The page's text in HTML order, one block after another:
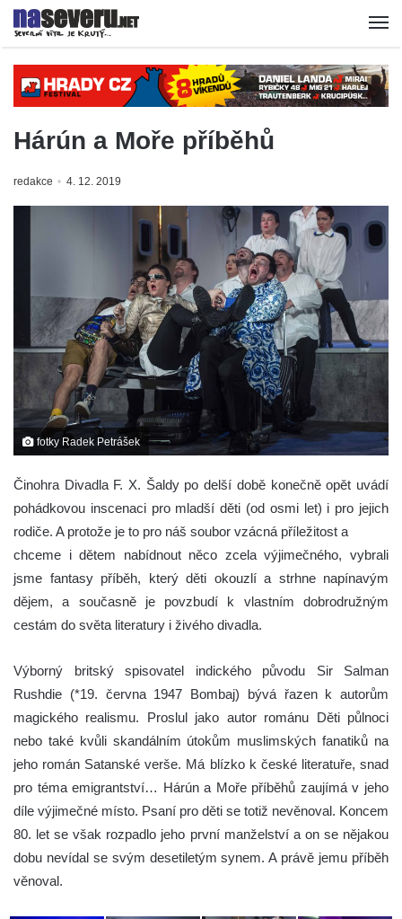
Hárún a Moře příběhů
redakce 4. 12. 2019
fotky Radek Petrášek
Činohra Divadla F. X. Šaldy po delší době konečně opět uvádí
pohádkovou inscenaci pro mladší děti (od osmi let) i pro jejich
rodiče. A protože je to pro náš soubor vzácná příležitost a
chceme i dětem nabídnout něco zcela výjimečného, vybrali
jsme fantasy příběh, který děti okouzlí a strhne napínavým
dějem, a současně je povzbudí k vlastním dobrodružným
cestám do světa literatury i živého divadla.
Výborný britský spisovatel indického původu Sir Salman
Rushdie (*19. června 1947 Bombaj) bývá řazen k autorům
magického realismu. Proslul jako autor románu Děti půlnoci
nebo také kvůli skandálním útokům muslimských fanatiků na
jeho román Satanské verše. Má blízko k české literatuře, snad
pro téma emigrantství… Hárún a Moře příběhů zaujímá v jeho
díle výjimečné místo. Psaní pro děti se totiž nevěnoval. Koncem
80. let se však rozpadlo jeho první manželství a on se nějakou
dobu nevídal se svým desetiletým synem. A právě jemu příběh
věnoval.